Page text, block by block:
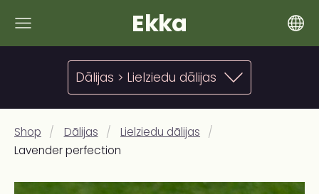
Ekka
Dālijas > Lielziedu dālijas
Shop Dālijas
Lielziedu dālijas
Lavender perfection